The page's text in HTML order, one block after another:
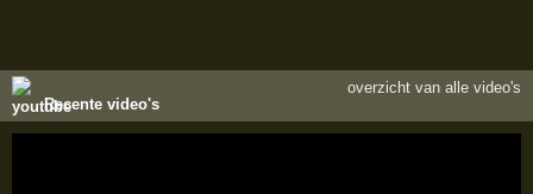
Recente video's
overzicht van alle video's